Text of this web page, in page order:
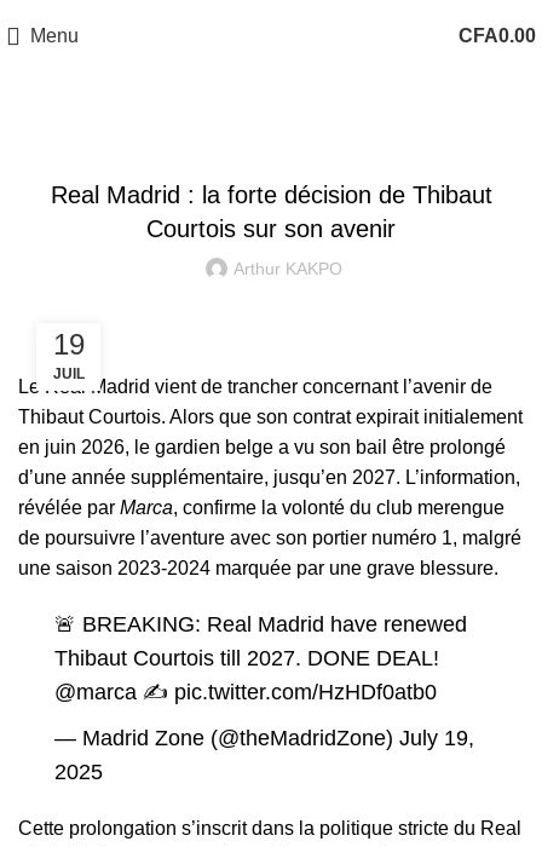
Menu CFA0.00
Real Madrid : la forte décision de Thibaut
Courtois sur son avenir
Arthur KAKPO
19
JUIL
Le Real Madrid vient de trancher concernant l’avenir de
Thibaut Courtois. Alors que son contrat expirait initialement
en juin 2026, le gardien belge a vu son bail être prolongé
d’une année supplémentaire, jusqu’en 2027. L’information,
révélée par Marca, confirme la volonté du club merengue
de poursuivre l’aventure avec son portier numéro 1, malgré
une saison 2023-2024 marquée par une grave blessure.
🚨 BREAKING: Real Madrid have renewed
Thibaut Courtois till 2027. DONE DEAL!
@marca ✍️ pic.twitter.com/HzHDf0atb0
— Madrid Zone (@theMadridZone) July 19,
2025
Cette prolongation s’inscrit dans la politique stricte du Real